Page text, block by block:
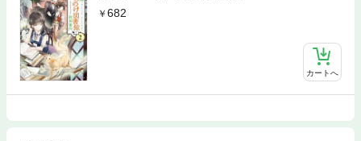
682
カートへ